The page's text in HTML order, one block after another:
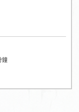
鐘